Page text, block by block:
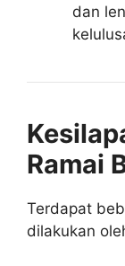
dan
Ramai
Terdapat
dilakukan